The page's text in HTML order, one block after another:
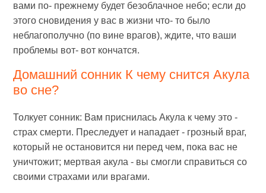
вами по- прежнему будет безоблачное небо; если до
этого сновидения у вас в жизни что- то было
неблагополучно (по вине врагов), ждите, что ваши
проблемы вот- вот кончатся.
Домашний сонник К чему снится Акула
во сне?
Толкует сонник: Вам приснилась Акула к чему это -
страх смерти. Преследует и нападает - грозный враг,
который не остановится ни перед чем, пока вас не
уничтожит; мертвая акула - вы смогли справиться со
своими страхами или врагами.